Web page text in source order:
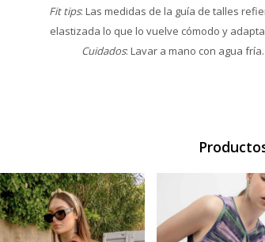
Fit tips: Las medidas de la guía de talles
elastizada lo que lo vuelve cómodo y
Cuidados: Lavar a mano con agua